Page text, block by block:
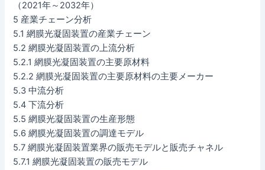
（2021年～2032年）
5 産業チェーン分析
5.1 網膜光凝固装置の産業チェーン
5.2 網膜光凝固装置の上流分析
5.2.1 網膜光凝固装置の主要原材料
5.2.2 網膜光凝固装置の主要原材料の主要メーカー
5.3 中流分析
5.4 下流分析
5.5 網膜光凝固装置の生産形態
5.6 網膜光凝固装置の調達モデル
5.7 網膜光凝固装置業界の販売モデルと販売チャネル
5.7.1 網膜光凝固装置の販売モデル